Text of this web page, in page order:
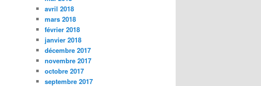
avril 2018
mars 2018
février 2018
janvier 2018
décembre 2017
novembre 2017
octobre 2017
septembre 2017